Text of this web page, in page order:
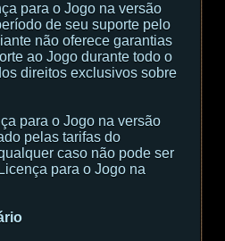
para o Jogo na versão
de seu suporte pelo
não oferece garantias
ao Jogo durante todo o
direitos exclusivos sobre
para o Jogo na versão
pelas tarifas do
caso não pode ser
para o Jogo na